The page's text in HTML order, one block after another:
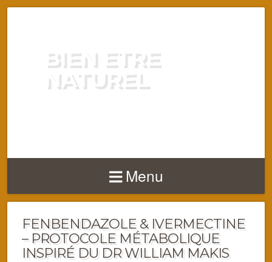
BIEN ETRE
NATUREL
Menu
FENBENDAZOLE & IVERMECTINE
– PROTOCOLE MÉTABOLIQUE
INSPIRÉ DU DR WILLIAM MAKIS